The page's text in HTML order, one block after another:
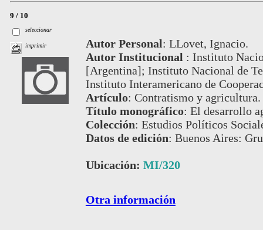
9 / 10
seleccionar
imprimir Autor Personal: LLovet, Ignacio.
Autor Institucional : Instituto
[Argentina]; Instituto Nacional de
Instituto Interamericano de
Artículo: Contratismo y agricultura.
Título monográfico: El desarrollo
Colección: Estudios Políticos
Datos de edición: Buenos Aires:
Ubicación: MI/320
Otra información